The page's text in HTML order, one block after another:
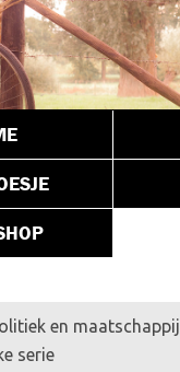
en maatschappij
serie